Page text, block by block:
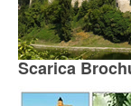
Scarica